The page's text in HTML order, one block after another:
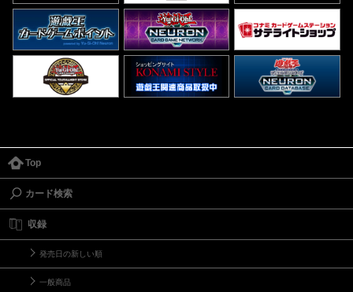
Top
カード検索
収録
発売日の新しい順
一般商品